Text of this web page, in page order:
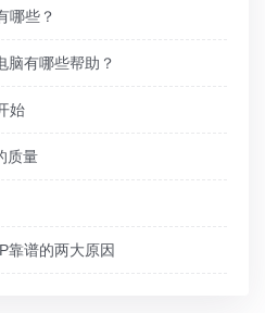
哪些？
脑有哪些帮助？
始
质量
靠谱的两大原因